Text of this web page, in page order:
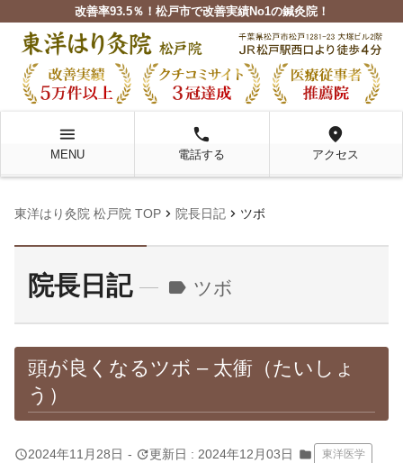
改善率93.5％！松戸市で改善実績No1の鍼灸院！
menu
MENU
local_phone
電話する
location_on
アクセス
東洋はり灸院 松戸院 TOP chevron_right 院長日記 chevron_right ツボ
院長日記 label ツボ
頭が良くなるツボ – 太衝（たいしょ
う）
query_builder2024年11月28日 - update更新日 : 2024年12月03日 folder 東洋医学